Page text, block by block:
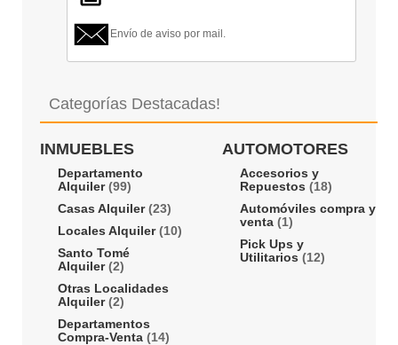
Envío de aviso por mail.
Categorías Destacadas!
INMUEBLES
Departamento
Alquiler(99)
Casas Alquiler(23)
Locales Alquiler(10)
Santo Tomé
Alquiler(2)
Otras Localidades
Alquiler(2)
Departamentos
Compra-Venta (14)
AUTOMOTORES
Accesorios y
Repuestos (18)
Automóviles compra y
venta (1)
Pick Ups y
Utilitarios (12)